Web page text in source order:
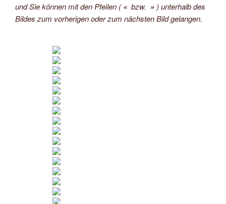
und Sie können mit den Pfeilen (« bzw. » ) unterhalb des
Bildes zum vorherigen oder zum nächsten Bild gelangen.